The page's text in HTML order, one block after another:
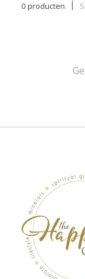
0 producten